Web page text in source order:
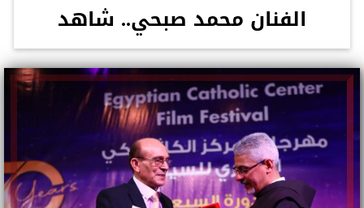
الفنان محمد صبحي.. شاهد